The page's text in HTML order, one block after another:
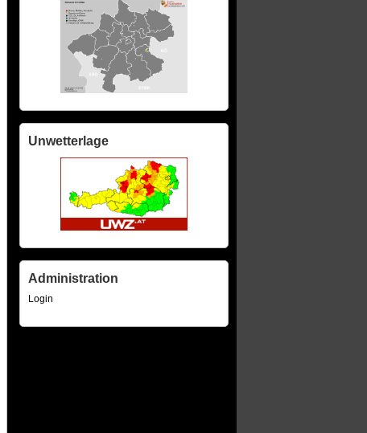
Unwetterlage
Administration
Login